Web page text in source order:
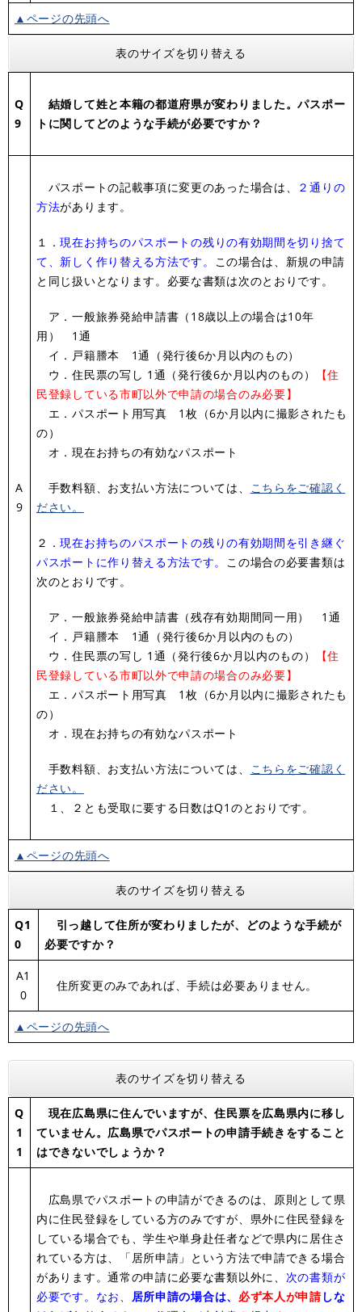
▲ページの先頭へ
表のサイズを切り替える
Q
9
結婚して姓と本籍の都道府県が変わりました。パスポー
トに関してどのような手続が必要ですか？
A
9
パスポートの記載事項に変更のあった場合は、
２通りの
方法があります。
１．現在お持ちのパスポートの残りの有効期間を切り捨て
て、新しく作り替える方法です。
この場合は、新規の申請
と同じ扱いとなります。必要な書類は次のとおりです。
ア．一般旅券発給申請書（18歳以上の場合は10年
用） 1通
イ．戸籍謄本 1通（発行後6か月以内のもの）
ウ．住民票の写し 1通（発行後6か月以内のもの）
【住
民登録している市町以外で申請の場合のみ必要】
エ．パスポート用写真 1枚（6か月以内に撮影されたも
の）
オ．現在お持ちの有効なパスポート
手数料額、お支払い方法については、
こちらをご確認く
ださい。
２．現在お持ちのパスポートの残りの有効期間を引き継ぐ
パスポートに作り替える方法です。 この場合の必要書類は
次のとおりです。
ア．一般旅券発給申請書（残存有効期間同一用） 1通
イ．戸籍謄本 1通（発行後6か月以内のもの）
ウ．住民票の写し 1通（発行後6か月以内のもの）
【住
民登録している市町以外で申請の場合のみ必要】
エ．パスポート用写真 1枚（6か月以内に撮影されたも
の）
オ．現在お持ちの有効なパスポート
手数料額、お支払い方法については、
こちらをご確認く
ださい。
１、２とも受取に要する日数はQ1のとおりです。
▲ページの先頭へ
表のサイズを切り替える
Q1
0
引っ越して住所が変わりましたが、どのような手続が
必要ですか？
A1
0
住所変更のみであれば、手続は必要ありません。
▲ページの先頭へ
表のサイズを切り替える
Q
1
1
現在広島県に住んでいますが、住民票を広島県内に移し
ていません。広島県でパスポートの申請手続きをすること
はできないでしょうか？
広島県でパスポートの申請ができるのは、原則として県
内に住民登録をしている方のみですが、県外に住民登録を
している場合でも、学生や単身赴任者などで県内に居住さ
れている方は、「居所申請」という方法で申請できる場合
があります。通常の申請に必要な書類以外に、 次の書類が
必要です。なお、
居所申請の場合は、 必ず本人が申請しな